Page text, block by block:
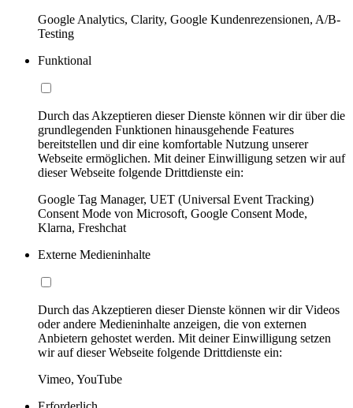
Google Analytics, Clarity, Google Kundenrezensionen, A/B-
Testing
Funktional
Durch das Akzeptieren dieser Dienste können wir dir über die
grundlegenden Funktionen hinausgehende Features
bereitstellen und dir eine komfortable Nutzung unserer
Webseite ermöglichen. Mit deiner Einwilligung setzen wir auf
dieser Webseite folgende Drittdienste ein:
Google Tag Manager, UET (Universal Event Tracking)
Consent Mode von Microsoft, Google Consent Mode,
Klarna, Freshchat
Externe Medieninhalte
Durch das Akzeptieren dieser Dienste können wir dir Videos
oder andere Medieninhalte anzeigen, die von externen
Anbietern gehostet werden. Mit deiner Einwilligung setzen
wir auf dieser Webseite folgende Drittdienste ein:
Vimeo, YouTube